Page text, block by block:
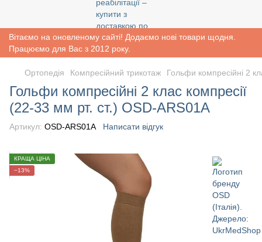
Вітаємо на оновленому сайті! Додаємо нові товари щодня.
Працюємо для Вас з 2012 року.
Ортопедія Компресійний трикотаж Гольфи компресійні 2
Гольфи компресійні 2 клас компресії
(22-33 мм рт. ст.) OSD-ARS01A
Артикул: OSD-ARS01A Написати відгук
КРАЩА ЦІНА
−13%